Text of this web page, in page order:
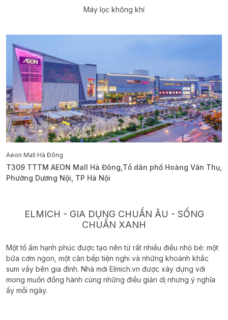
Máy lọc không khí
Aeon Mall Hà Đông
T309 TTTM AEON Mall Hà Đông,Tổ dân phố Hoàng Văn Thụ,
Phường Dương Nội, TP Hà Nội
ELMICH - GIA DỤNG CHUẨN ÂU - SỐNG
CHUẨN XANH
Một tổ ấm hạnh phúc được tạo nên từ rất nhiều điều nhỏ bé: một
bữa cơm ngon, một căn bếp tiện nghi và những khoảnh khắc
sum vầy bên gia đình. Nhà mới Elmich.vn được xây dựng với
mong muốn đồng hành cùng những điều giản dị nhưng ý nghĩa
ấy mỗi ngày.